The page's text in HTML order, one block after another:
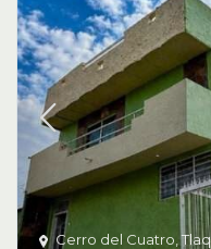
Cerro del Cuatro ,